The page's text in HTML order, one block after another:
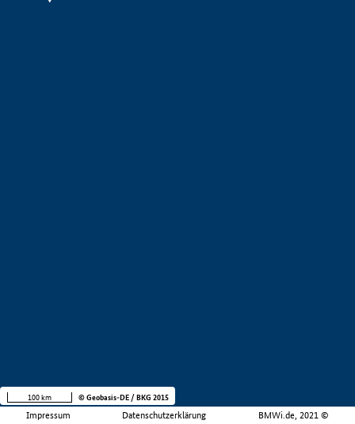
Impressum Datenschutzerklärung BMWi.de, 2021 ©
100 km © Geobasis-DE / BKG 2015